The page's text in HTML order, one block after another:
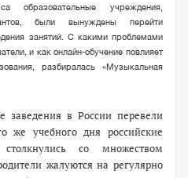
образовательные учреждения,
были вынуждены перейти
занятий. С какими проблемами
и как онлайн-обучение повлияет
разбиралась «Музыкальная
заведения в России перевели
же учебного дня российские
со множеством
жалуются на регулярно